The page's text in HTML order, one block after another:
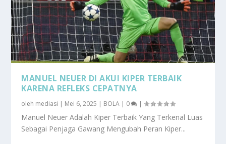
MANUEL NEUER DI AKUI KIPER TERBAIK
KARENA REFLEKS CEPATNYA
oleh mediasi | Mei 6, 2025 | BOLA | 0 |
Manuel Neuer Adalah Kiper Terbaik Yang Terkenal Luas
Sebagai Penjaga Gawang Mengubah Peran Kiper...